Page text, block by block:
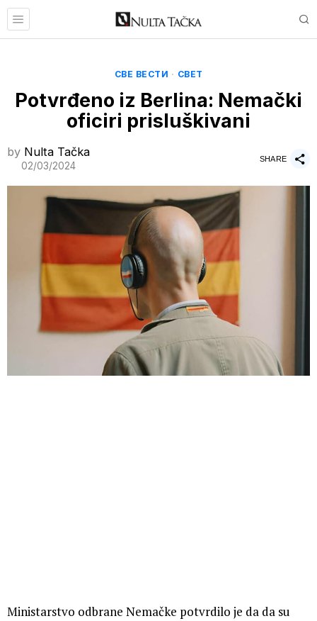
СВЕ ВЕСТИ · СВЕТ
Potvrđeno iz Berlina: Nemački
oficiri prisluškivani
by Nulta Tačka
02/03/2024
SHARE
Ministarstvo odbrane Nemačke potvrdilo je da da su